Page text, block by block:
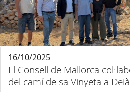
El Consell de Mallorca
del camí de sa Vinyeta a Deià
16/10/2025